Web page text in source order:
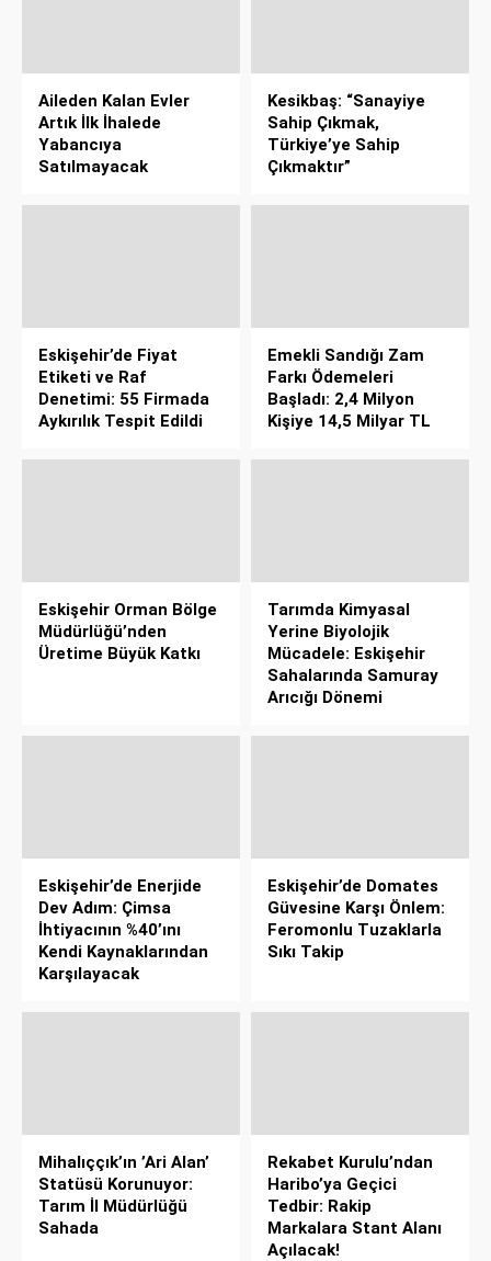
Aileden Kalan Evler
Artık İlk İhalede
Yabancıya
Satılmayacak
Kesikbaş: “Sanayiye
Sahip Çıkmak,
Türkiye’ye Sahip
Çıkmaktır”
Eskişehir’de Fiyat
Etiketi ve Raf
Denetimi: 55 Firmada
Aykırılık Tespit Edildi
Emekli Sandığı Zam
Farkı Ödemeleri
Başladı: 2,4 Milyon
Kişiye 14,5 Milyar TL
Eskişehir Orman Bölge
Müdürlüğü’nden
Üretime Büyük Katkı
Tarımda Kimyasal
Yerine Biyolojik
Mücadele: Eskişehir
Sahalarında Samuray
Arıcığı Dönemi
Eskişehir’de Enerjide
Dev Adım: Çimsa
İhtiyacının %40’ını
Kendi Kaynaklarından
Karşılayacak
Eskişehir’de Domates
Güvesine Karşı Önlem:
Feromonlu Tuzaklarla
Sıkı Takip
Mihalıççık’ın ’Ari Alan’
Statüsü Korunuyor:
Tarım İl Müdürlüğü
Sahada
Rekabet Kurulu’ndan
Haribo’ya Geçici
Tedbir: Rakip
Markalara Stant Alanı
Açılacak!